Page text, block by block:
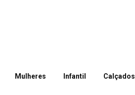
Mulheres Infantil Calçados